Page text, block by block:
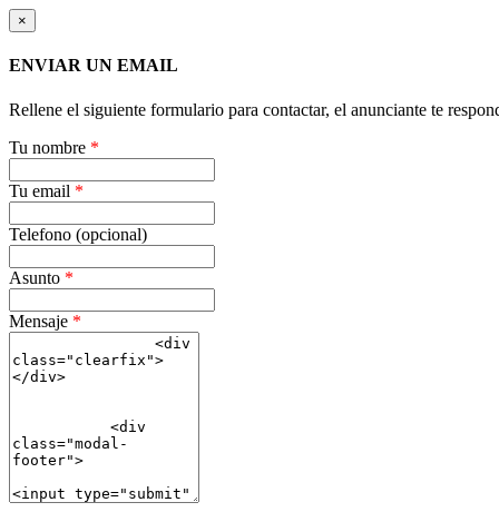
×
ENVIAR UN EMAIL
Rellene el siguiente formulario para contactar, el anunciante te
Tu nombre *
Tu email *
Telefono (opcional)
Asunto *
Mensaje *